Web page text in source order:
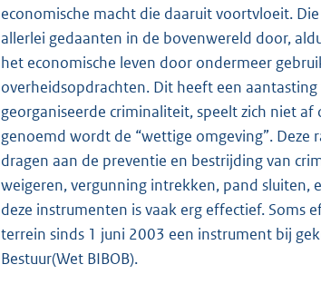
economische macht die daaruit voortvloeit.
allerlei gedaanten in de bovenwereld door,
het economische leven door ondermeer
overheidsopdrachten. Dit heeft een
georganiseerde criminaliteit, speelt zich niet
genoemd wordt de “wettige omgeving”.
dragen aan de preventie en bestrijding van
weigeren, vergunning intrekken, pand sluiten,
deze instrumenten is vaak erg effectief. Soms
terrein sinds 1 juni 2003 een instrument bij
Bestuur(Wet BIBOB).